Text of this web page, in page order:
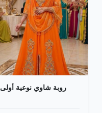
روبة شاوي نوعية أولى